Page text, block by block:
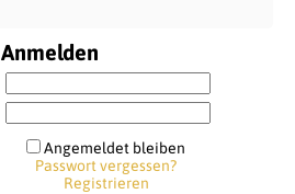
Anmelden
Angemeldet bleiben
Passwort vergessen?
Registrieren